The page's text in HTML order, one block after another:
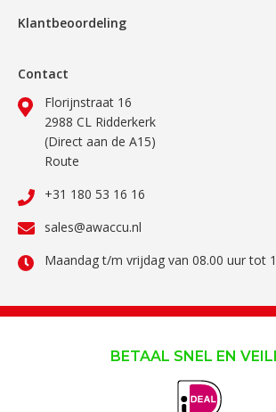
Klantbeoordeling
Contact
Florijnstraat 16
2988 CL Ridderkerk
(Direct aan de A15)
Route
+31 180 53 16 16
sales@awaccu.nl
Maandag t/m vrijdag van 08.00 uur tot
BETAAL SNEL EN